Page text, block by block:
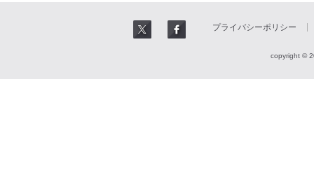
プライバシーポリシー
copyright ©